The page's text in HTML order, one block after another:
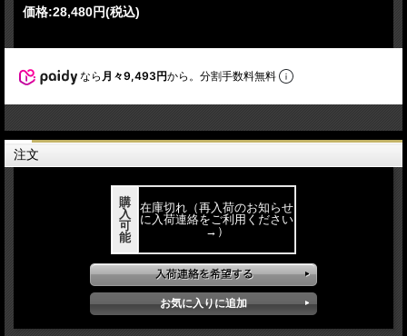
価格:28,480円(税込)
なら 月々9,493円から。分割手数料無料
注文
購
入
可
能
在庫切れ（再入荷のお知らせ
に入荷連絡をご利用ください
→）